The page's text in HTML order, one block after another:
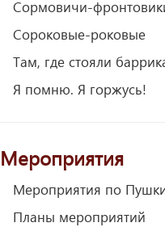
Сормовичи-
Сороковые-роковые
Там, где стояли
Я помню. Я горжусь!
Мероприятия
Мероприятия по
Планы мероприятий